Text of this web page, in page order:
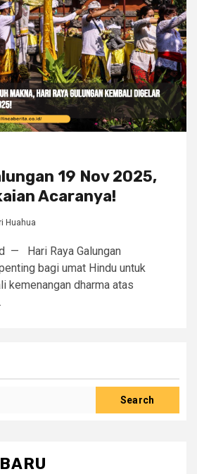
19 Nov 2025,
Acaranya!
Huahua
— Hari Raya Galungan
bagi umat Hindu untuk
kemenangan dharma atas
Search